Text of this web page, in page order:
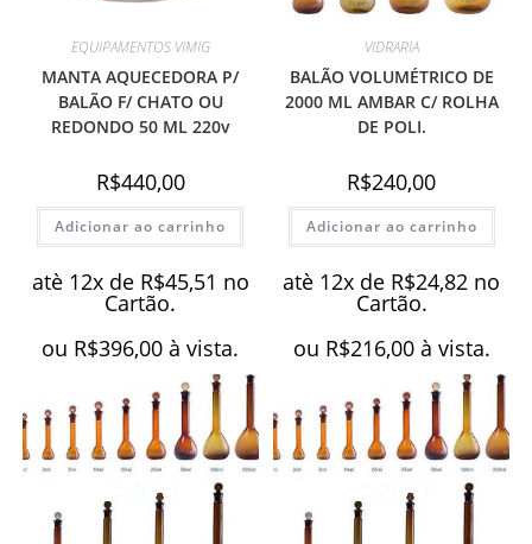
EQUIPAMENTOS VIMIG
MANTA AQUECEDORA P/
BALÃO F/ CHATO OU
REDONDO 50 ML 220v
R$440,00
Adicionar ao carrinho
atè 12x de R$45,51 no
Cartão.
ou R$396,00 à vista.
VIDRARIA
BALÃO VOLUMÉTRICO DE
2000 ML AMBAR C/ ROLHA
DE POLI.
R$240,00
Adicionar ao carrinho
atè 12x de R$24,82 no
Cartão.
ou R$216,00 à vista.